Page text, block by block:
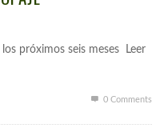
próximos seis meses Leer
0 Comments